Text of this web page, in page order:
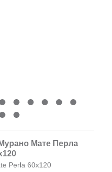
Мате Перла
Perla 60x120